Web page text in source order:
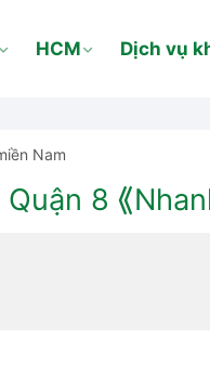
HCM Dịch vụ
Nam
8